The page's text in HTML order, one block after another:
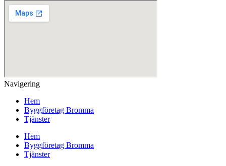
Navigering
Hem
Byggföretag Bromma
Tjänster
Hem
Byggföretag Bromma
Tjänster